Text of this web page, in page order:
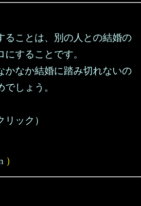
ることは、別の人との結婚の
にすることです。
かなか結婚に踏み切れないの
しょう。
リック）
）